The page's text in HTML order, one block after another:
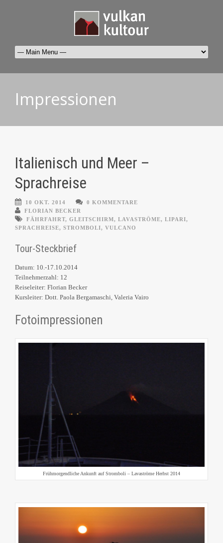
Impressionen
Italienisch und Meer –
Sprachreise
10 OKT. 2014
0 KOMMENTARE
FLORIAN BECKER
FÄHRFAHRT, GLEITSCHIRM, LAVASTRÖME, LIPARI,
SPRACHREISE, STROMBOLI, VULCANO
Tour-Steckbrief
Datum: 10.-17.10.2014
Teilnehmerzahl: 12
Reiseleiter: Florian Becker
Kursleiter: Dott. Paola Bergamaschi, Valeria Vairo
Fotoimpressionen
Frühmorgendliche Ankunft auf Stromboli – Lavaströme Herbst 2014